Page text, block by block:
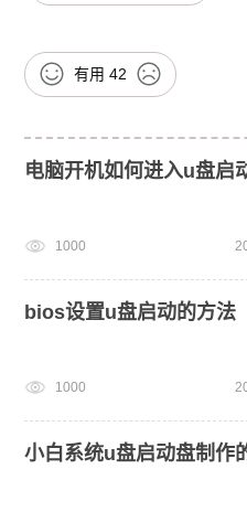
有用 42
电脑开机如何进入u盘启
1000
bios设置u盘启动的方法
1000
小白系统u盘启动盘制作